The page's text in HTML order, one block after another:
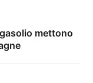
mettono